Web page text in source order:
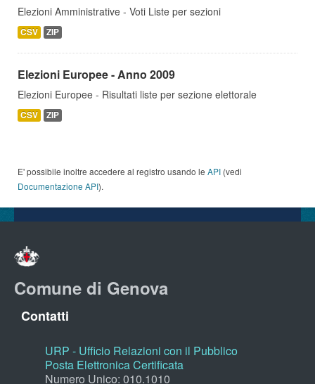
Elezioni Amministrative - Voti Liste per sezioni
CSV ZIP
Elezioni Europee - Anno 2009
Elezioni Europee - Risultati liste per sezione elettorale
CSV ZIP
E' possibile inoltre accedere al registro usando le API (vedi
Documentazione API).
Comune di Genova
Contatti
URP - Ufficio Relazioni con il Pubblico
Posta Elettronica Certificata
Numero Unico: 010.1010